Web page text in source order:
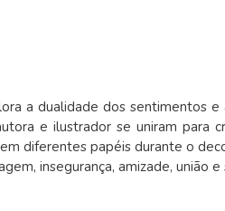
a dualidade dos sentimentos
e ilustrador se uniram para
diferentes papéis durante o
insegurança, amizade, união e